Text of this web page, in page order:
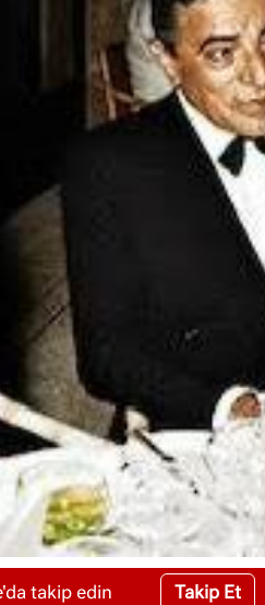
takip edin Takip Et